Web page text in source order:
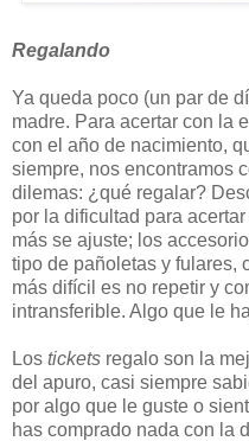
Regalando
Ya queda poco (un par de
madre. Para acertar con la
con el año de nacimiento,
siempre, nos encontramos
dilemas: ¿qué regalar?
por la dificultad para
más se ajuste; los
tipo de pañoletas y fulares,
más difícil es no repetir y
intransferible. Algo que le
Los tickets regalo son la
del apuro, casi siempre
por algo que le guste o
has comprado nada con la